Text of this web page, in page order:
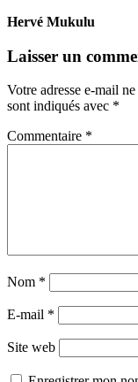
Hervé Mukulu
Laisser un
Votre adresse e-mail
sont indiqués avec *
Commentaire *
Nom *
E-mail *
Site web